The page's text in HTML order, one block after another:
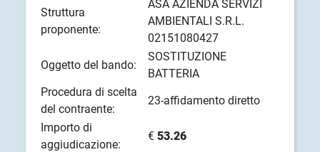
Struttura
proponente:
ASA AZIENDA SERVIZI
AMBIENTALI S.R.L.
02151080427
Oggetto del bando:
SOSTITUZIONE
BATTERIA
Procedura di scelta
del contraente:
23-affidamento diretto
Importo di
aggiudicazione:
€ 53.26